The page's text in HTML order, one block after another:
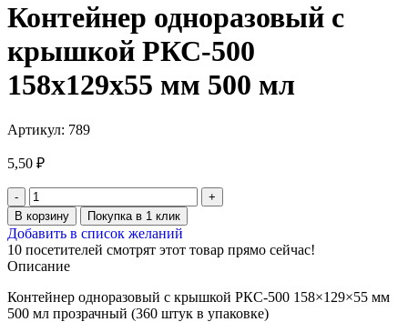
Контейнер одноразовый с
крышкой РКС-500
158х129х55 мм 500 мл
Артикул: 789
5,50 ₽
В корзину Покупка в 1 клик
Добавить в список желаний
10 посетителей смотрят этот товар прямо сейчас!
Описание
Контейнер одноразовый с крышкой РКС-500 158×129×55 мм
500 мл прозрачный (360 штук в упаковке)